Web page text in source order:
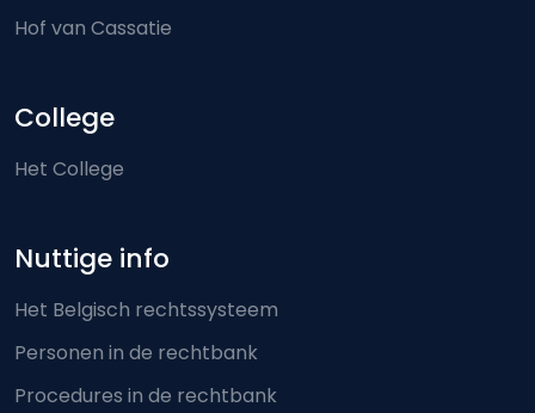
Hof van Cassatie
College
Het College
Nuttige info
Het Belgisch rechtssysteem
Personen in de rechtbank
Procedures in de rechtbank